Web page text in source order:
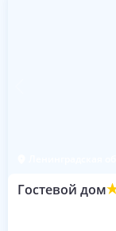
Гостевой дом